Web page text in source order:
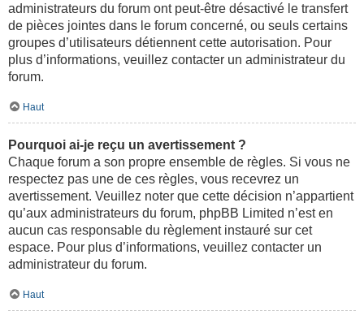
administrateurs du forum ont peut-être désactivé le transfert
de pièces jointes dans le forum concerné, ou seuls certains
groupes d’utilisateurs détiennent cette autorisation. Pour
plus d’informations, veuillez contacter un administrateur du
forum.
Haut
Pourquoi ai-je reçu un avertissement ?
Chaque forum a son propre ensemble de règles. Si vous ne
respectez pas une de ces règles, vous recevrez un
avertissement. Veuillez noter que cette décision n’appartient
qu’aux administrateurs du forum, phpBB Limited n’est en
aucun cas responsable du règlement instauré sur cet
espace. Pour plus d’informations, veuillez contacter un
administrateur du forum.
Haut